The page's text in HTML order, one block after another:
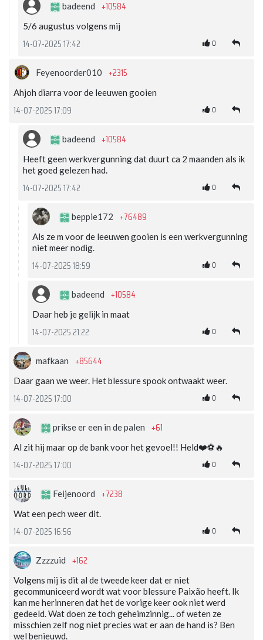
badeend +10584
5/6 augustus volgens mij
14-07-2025 17:42 0
Feyenoorder010 +2315
Ahjoh diarra voor de leeuwen gooien
14-07-2025 17:09 0
badeend +10584
Heeft geen werkvergunning dat duurt ca 2 maanden als ik
het goed gelezen had.
14-07-2025 17:42 0
beppie172 +76489
Als ze m voor de leeuwen gooien is een werkvergunning
niet meer nodig.
14-07-2025 18:59 0
badeend +10584
Daar heb je gelijk in maat
14-07-2025 21:22 0
mafkaan +85644
Daar gaan we weer. Het blessure spook ontwaakt weer.
14-07-2025 17:00 0
prikse er een in de palen +61
Al zit hij maar op de bank voor het gevoel!! Held❤️⚽️🔥
14-07-2025 17:00 0
Feijenoord +7238
Wat een pech weer dit.
14-07-2025 16:56 0
Zzzzuid +162
Volgens mij is dit al de tweede keer dat er niet
gecommuniceerd wordt wat voor blessure Paixão heeft. Ik
kan me herinneren dat het de vorige keer ook niet werd
gedeeld. Wat doen ze toch geheimzinnig... of weten ze
misschien zelf nog niet precies wat er aan de hand is? Ben
wel benieuwd.